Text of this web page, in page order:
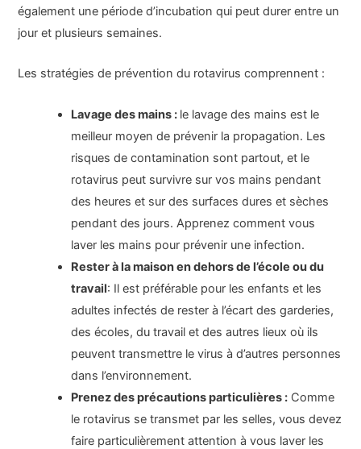
également une période d’incubation qui peut durer entre un
jour et plusieurs semaines.
Les stratégies de prévention du rotavirus comprennent :
Lavage des mains : le lavage des mains est le
meilleur moyen de prévenir la propagation. Les
risques de contamination sont partout, et le
rotavirus peut survivre sur vos mains pendant
des heures et sur des surfaces dures et sèches
pendant des jours. Apprenez comment vous
laver les mains pour prévenir une infection.
Rester à la maison en dehors de l’école ou du
travail: Il est préférable pour les enfants et les
adultes infectés de rester à l’écart des garderies,
des écoles, du travail et des autres lieux où ils
peuvent transmettre le virus à d’autres personnes
dans l’environnement.
Prenez des précautions particulières : Comme
le rotavirus se transmet par les selles, vous devez
faire particulièrement attention à vous laver les